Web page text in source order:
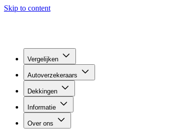
Skip to content
Vergelijken
Autoverzekeraars
Dekkingen
Informatie
Over ons